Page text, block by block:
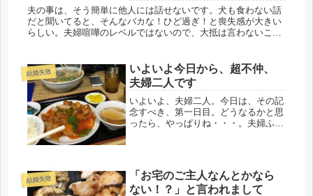
夫の事は、そう簡単に他人には話せないです。犬も食わない話
だと聞いてると、そんなバカな！ひど過ぎ！と喪失感が大きい
らしい。夫婦喧嘩のレベルではないので、大抵は言わないこと
結婚失敗
いよいよ今日から、超不仲、
夫婦二人です
いよいよ、夫婦二人。今日は、その記
念すべき、第一日目。どうなるかと思
ったら、やっぱりね・・・。夫婦ふた
同じ部屋の滞在時間は、せいぜい１時
間...
結婚失敗
「お宅のご主人なんとかなら
ない！？」と言われまして